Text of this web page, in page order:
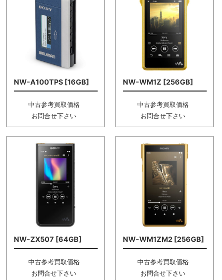
NW-A100TPS [16GB]
中古参考買取価格
お問合せ下さい
NW-WM1Z [256GB]
中古参考買取価格
お問合せ下さい
NW-ZX507 [64GB]
中古参考買取価格
お問合せ下さい
NW-WM1ZM2 [256GB]
中古参考買取価格
お問合せ下さい